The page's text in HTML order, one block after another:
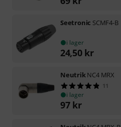
Seetronic SCMF4-B
i lager
24,50 kr
NeutrikNC4 MRX
11
i lager
97 kr